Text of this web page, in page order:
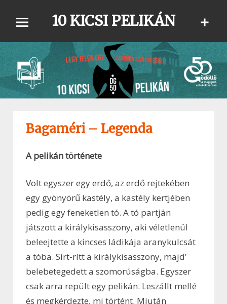
10 KICSI PELIKÁN
Bagaméri – Legenda
A pelikán története
Volt egyszer egy erdő, az erdő rejtekében
egy gyönyörű kastély, a kastély kertjében
pedig egy feneketlen tó. A tó partján
játszott a királykisasszony, aki véletlenül
beleejtette a kincses ládikája aranykulcsát
a tóba. Sírt-rítt a királykisasszony, majd’
belebetegedett a szomorúságba. Egyszer
csak arra repült egy pelikán. Leszállt mellé
és megkérdezte, mi történt. Miután